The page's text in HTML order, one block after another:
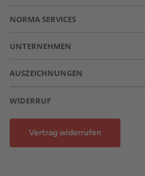
NORMA SERVICES
UNTERNEHMEN
AUSZEICHNUNGEN
WIDERRUF
Vertrag widerrufen